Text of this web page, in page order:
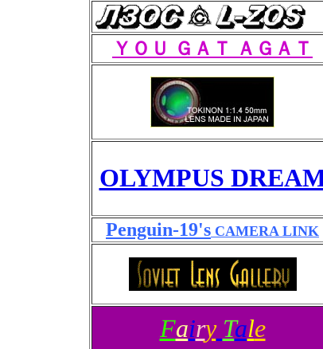
ＹＯＵ ＧＡＴ ＡＧＡＴ
OLYMPUS
Penguin-19's CAMERA LINK
Fairy Tale